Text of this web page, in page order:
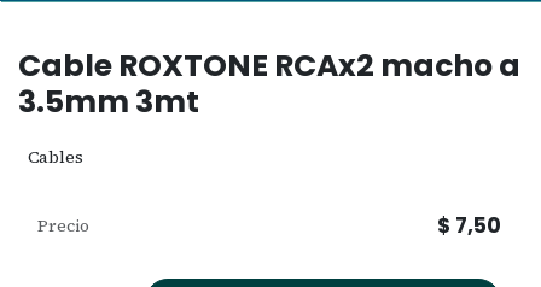
Cable ROXTONE RCAx2 macho a
3.5mm 3mt
Cables
Precio $ 7,50